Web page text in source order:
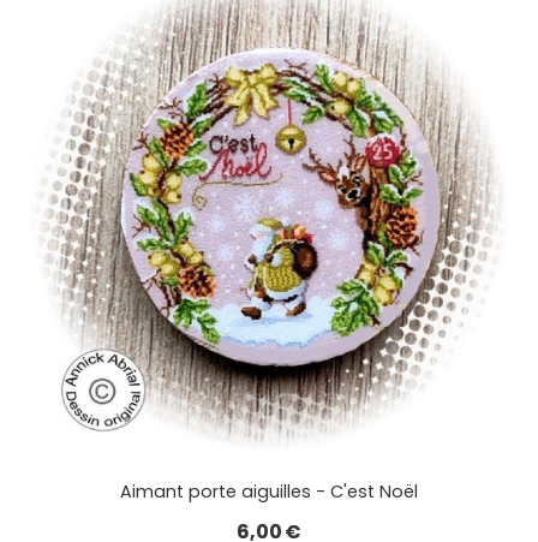
Aimant porte aiguilles - C'est Noël
6,00€